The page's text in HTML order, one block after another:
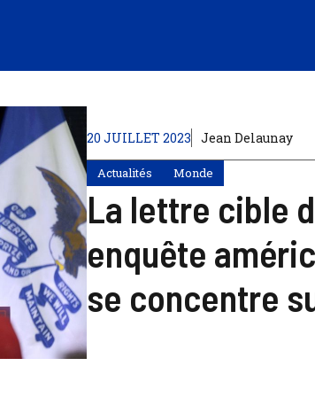
20 JUILLET 2023 Jean Delaunay
Actualités Monde
La lettre cible
enquête
se concentre